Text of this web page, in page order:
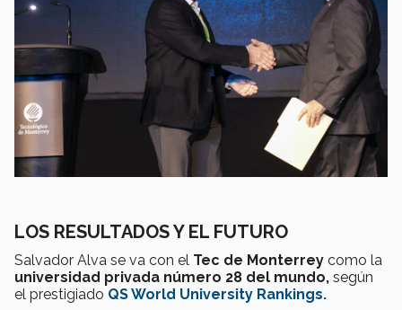
LOS RESULTADOS Y EL FUTURO
Salvador Alva se va con el Tec de Monterrey como la
universidad privada número 28 del mundo, según
el prestigiado QS World University Rankings.